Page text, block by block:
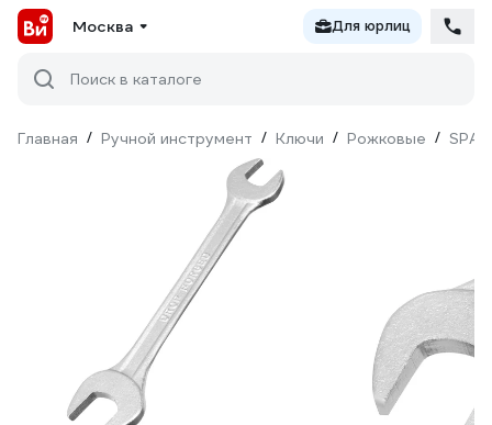
Москва Для юрлиц
Поиск в каталоге
Главная / Ручной инструмент / Ключи / Рожковые /